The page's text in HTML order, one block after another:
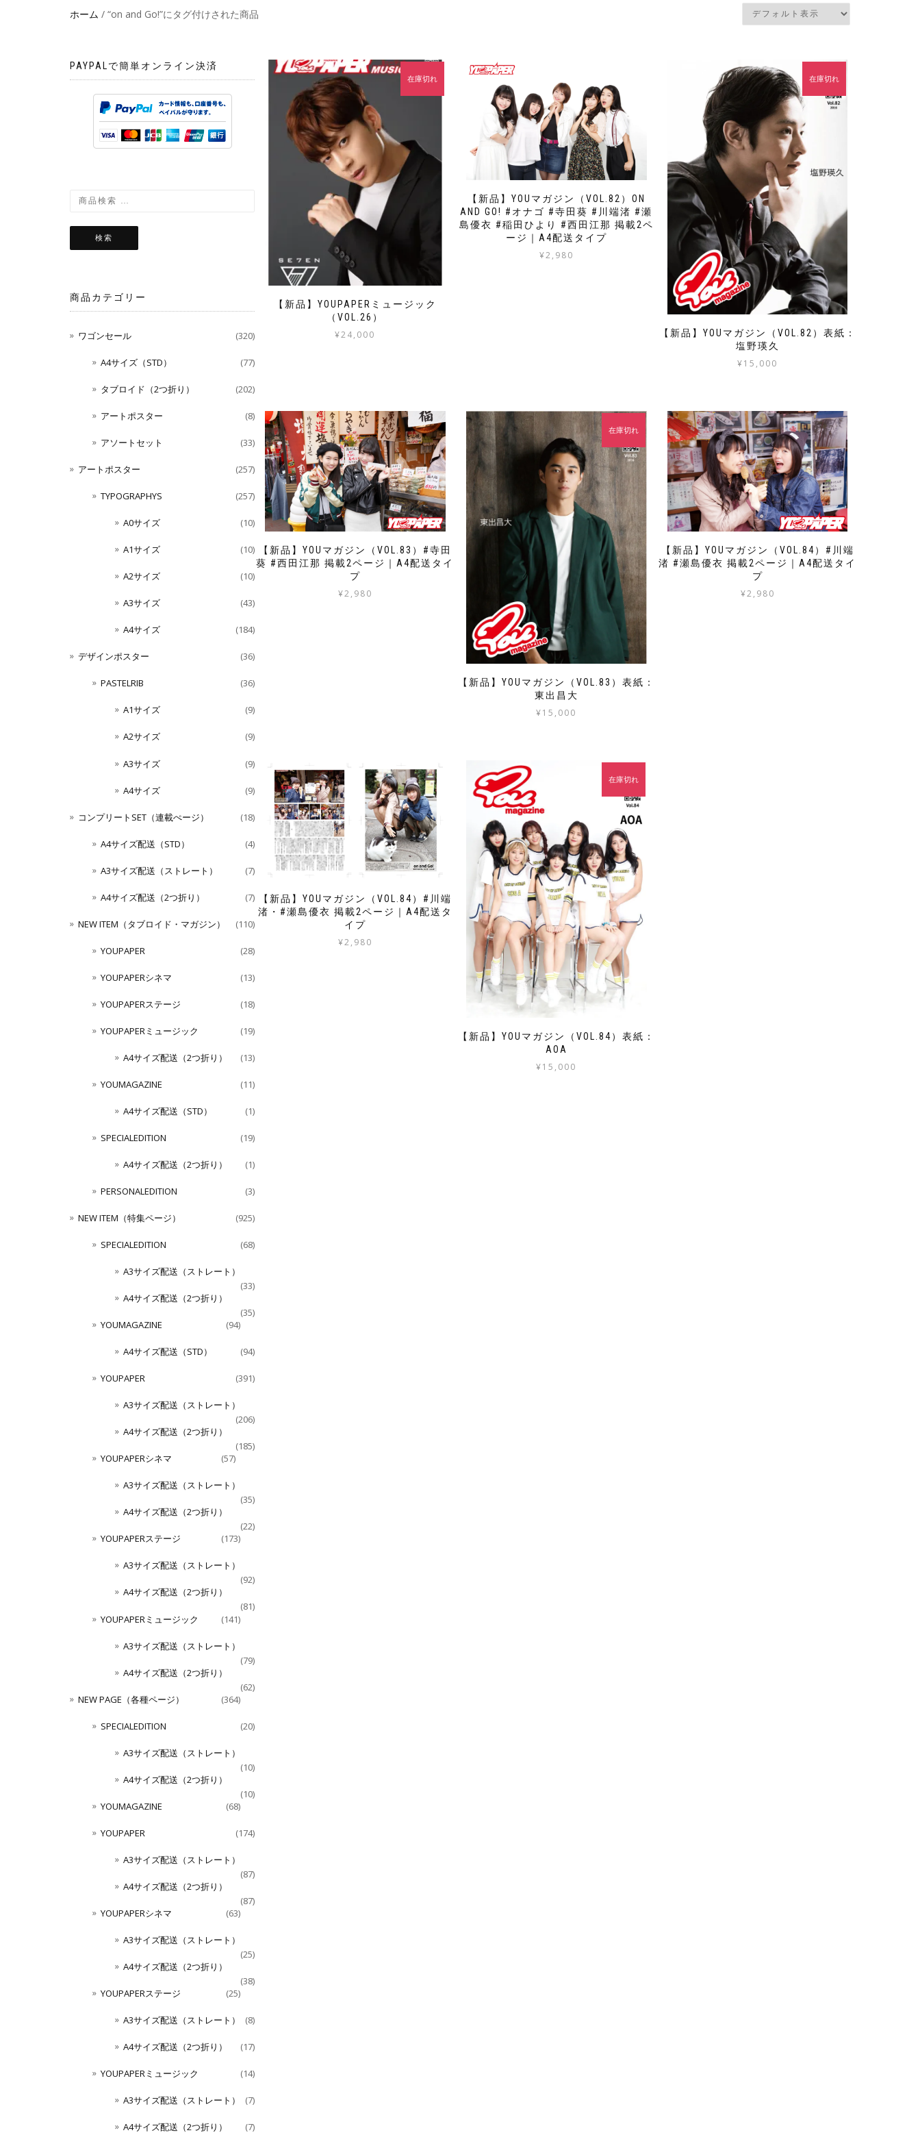
ホーム / “on and Go!”にタグ付けされた商品
【新品】YOUPAPERミュージック
（VOL.26）
¥24,000
在庫切れ
【新品】YOUマガジン（VOL.82）ON
AND GO! #オナゴ #寺田葵 #川端渚 #瀬
島優衣 #稲田ひより #西田江那 掲載2ペ
ージ｜A4配送タイプ
¥2,980
【新品】YOUマガジン（VOL.82）表紙：
塩野瑛久
¥15,000
在庫切れ
【新品】YOUマガジン（VOL.83）#寺田
葵 #西田江那 掲載2ページ｜A4配送タイ
プ
¥2,980
【新品】YOUマガジン（VOL.83）表紙：
東出昌大
¥15,000
在庫切れ
【新品】YOUマガジン（VOL.84）#川端
渚 #瀬島優衣 掲載2ページ｜A4配送タイ
プ
¥2,980
【新品】YOUマガジン（VOL.84）#川端
渚・#瀬島優衣 掲載2ページ｜A4配送タ
イプ
¥2,980
【新品】YOUマガジン（VOL.84）表紙：
AOA
¥15,000
在庫切れ
PAYPALで簡単オンライン決済
検索
商品カテゴリー
ワゴンセール (320)
A4サイズ（STD） (77)
タブロイド（2つ折り） (202)
アートポスター (8)
アソートセット (33)
アートポスター (257)
TYPOGRAPHYS (257)
A0サイズ (10)
A1サイズ (10)
A2サイズ (10)
A3サイズ (43)
A4サイズ (184)
デザインポスター (36)
PASTELRIB (36)
A1サイズ (9)
A2サイズ (9)
A3サイズ (9)
A4サイズ (9)
コンプリートSET（連載ぺージ） (18)
A4サイズ配送（STD） (4)
A3サイズ配送（ストレート） (7)
A4サイズ配送（2つ折り） (7)
NEW ITEM（タブロイド・マガジン） (110)
YOUPAPER (28)
YOUPAPERシネマ (13)
YOUPAPERステージ (18)
YOUPAPERミュージック (19)
A4サイズ配送（2つ折り） (13)
YOUMAGAZINE (11)
A4サイズ配送（STD） (1)
SPECIALEDITION (19)
A4サイズ配送（2つ折り） (1)
PERSONALEDITION (3)
NEW ITEM（特集ページ） (925)
SPECIALEDITION (68)
A3サイズ配送（ストレート）
(33)
A4サイズ配送（2つ折り）
(35)
YOUMAGAZINE
(94)
A4サイズ配送（STD） (94)
YOUPAPER (391)
A3サイズ配送（ストレート）
(206)
A4サイズ配送（2つ折り）
(185)
YOUPAPERシネマ
(57)
A3サイズ配送（ストレート）
(35)
A4サイズ配送（2つ折り）
(22)
YOUPAPERステージ
(173)
A3サイズ配送（ストレート）
(92)
A4サイズ配送（2つ折り）
(81)
YOUPAPERミュージック
(141)
A3サイズ配送（ストレート）
(79)
A4サイズ配送（2つ折り）
(62)
NEW PAGE（各種ページ）
(364)
SPECIALEDITION (20)
A3サイズ配送（ストレート）
(10)
A4サイズ配送（2つ折り）
(10)
YOUMAGAZINE
(68)
YOUPAPER (174)
A3サイズ配送（ストレート）
(87)
A4サイズ配送（2つ折り）
(87)
YOUPAPERシネマ
(63)
A3サイズ配送（ストレート）
(25)
A4サイズ配送（2つ折り）
(38)
YOUPAPERステージ
(25)
A3サイズ配送（ストレート） (8)
A4サイズ配送（2つ折り） (17)
YOUPAPERミュージック (14)
A3サイズ配送（ストレート） (7)
A4サイズ配送（2つ折り） (7)